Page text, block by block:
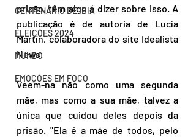
CENTENÁRIO DE IBIÁ
ELEIÇÕES 2024
MUNDO
EMOÇÕES EM FOCO
prisão, têm algo a dizer sobre isso. A
publicação é de autoria de Lucía
Martín, colaboradora do site Idealista
News.
Veem-na não como uma segunda
mãe, mas como a sua mãe, talvez a
única que cuidou deles depois da
prisão. "Ela é a mãe de todos, pelo